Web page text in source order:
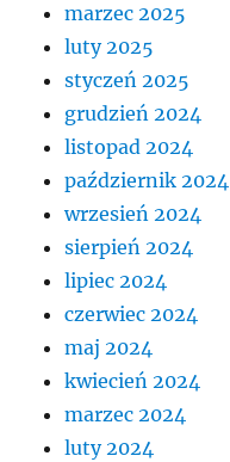
marzec 2025
luty 2025
styczeń 2025
grudzień 2024
listopad 2024
październik 2024
wrzesień 2024
sierpień 2024
lipiec 2024
czerwiec 2024
maj 2024
kwiecień 2024
marzec 2024
luty 2024